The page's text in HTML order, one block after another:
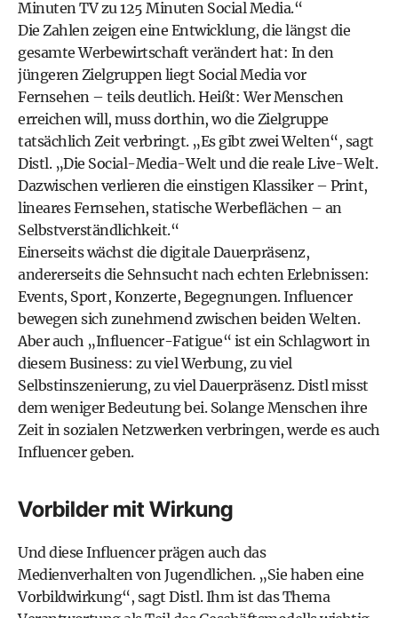
Minuten TV zu 125 Minuten Social Media.“
Die Zahlen zeigen eine Entwicklung, die längst die
gesamte Werbewirtschaft verändert hat: In den
jüngeren Zielgruppen liegt Social Media vor
Fernsehen – teils deutlich. Heißt: Wer Menschen
erreichen will, muss dorthin, wo die Zielgruppe
tatsächlich Zeit verbringt. „Es gibt zwei Welten“, sagt
Distl. „Die Social-Media-Welt und die reale Live-Welt.
Dazwischen verlieren die einstigen Klassiker – Print,
lineares Fernsehen, ­statische Werbeflächen – an
Selbstverständlichkeit.“
Einerseits wächst die digitale Dauerpräsenz,
andererseits die Sehnsucht nach echten Erlebnissen:
Events, Sport, Konzerte, Begegnungen. Influencer
bewegen sich zunehmend zwischen beiden Welten.
Aber auch „Influencer-Fatigue“ ist ein Schlagwort in
diesem Business: zu viel Werbung, zu viel
Selbstinszenierung, zu viel Dauerpräsenz. Distl misst
dem weniger Bedeutung bei. Solange Menschen ihre
Zeit in sozialen Netzwerken verbringen, werde es auch
Influencer geben.
Vorbilder mit Wirkung
Und diese Influencer prägen auch das
Medienverhalten von Jugendlichen. „Sie haben eine
Vorbildwirkung“, sagt Distl. Ihm ist das Thema